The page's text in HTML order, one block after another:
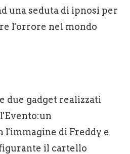
una seduta di ipnosi per
l'orrore nel mondo
due gadget realizzati
l'immagine di Freddy e
il cartello